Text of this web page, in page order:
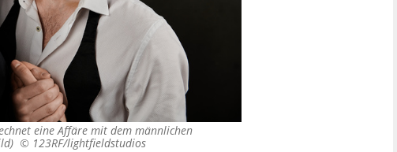
eine Affäre mit dem männlichen
© 123RF/lightfieldstudios